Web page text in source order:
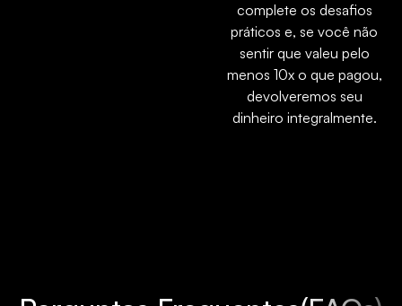
complete os desafios
práticos e, se você não
sentir que valeu pelo
menos 10x o que pagou,
devolveremos seu
dinheiro integralmente.